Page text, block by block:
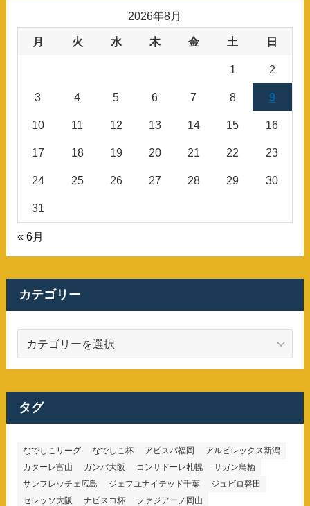
2026年8月
月 火 水 木 金 土 日
1 2
3 4 5 6 7 8 9
10 11 12 13 14 15 16
17 18 19 20 21 22 23
24 25 26 27 28 29 30
31
« 6月
カテゴリー
ゴ
リ
ー
タグ
なでしこリーグ なでしこ杯 アビスパ福岡
アルビレックス新潟
カターレ富山
ガンバ大阪 コンサドーレ札幌
サガン鳥栖
サンフレッチェ広島
ジェフユナイテッド千葉
ジュビロ磐田
セレッソ大阪
ナビスコ杯
ファジアーノ岡山